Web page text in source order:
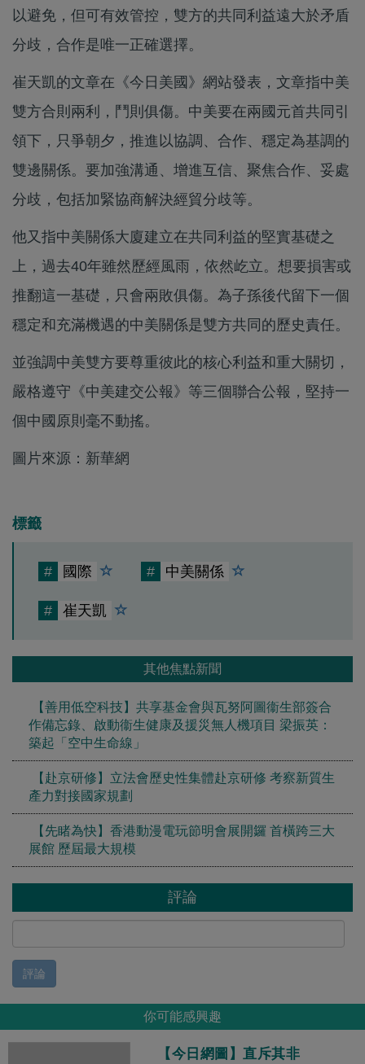
以避免，但可有效管控，雙方的共同利益遠大於矛盾
分歧，合作是唯一正確選擇。
崔天凱的文章在《今日美國》網站發表，文章指中美
雙方合則兩利，鬥則俱傷。中美要在兩國元首共同引
領下，只爭朝夕，推進以協調、合作、穩定為基調的
雙邊關係。要加強溝通、增進互信、聚焦合作、妥處
分歧，包括加緊協商解決經貿分歧等。
他又指中美關係大廈建立在共同利益的堅實基礎之
上，過去40年雖然歷經風雨，依然屹立。想要損害或
推翻這一基礎，只會兩敗俱傷。為子孫後代留下一個
穩定和充滿機遇的中美關係是雙方共同的歷史責任。
並強調中美雙方要尊重彼此的核心利益和重大關切，
嚴格遵守《中美建交公報》等三個聯合公報，堅持一
個中國原則毫不動搖。
圖片來源：新華網
標籤
# 國際 # 中美關係
# 崔天凱
其他焦點新聞
【善用低空科技】共享基金會與瓦努阿圖衞生部簽合
作備忘錄、啟動衞生健康及援災無人機項目 梁振英：
築起「空中生命線」
【赴京研修】立法會歷史性集體赴京研修 考察新質生
產力對接國家規劃
【先睹為快】香港動漫電玩節明會展開鑼 首橫跨三大
展館 歷屆最大規模
評論
評論
你可能感興趣
【今日網圖】直斥其非